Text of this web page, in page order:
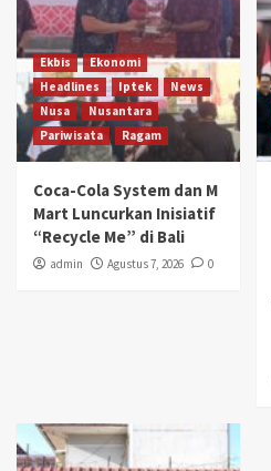
Ekbis
Ekonomi
Headlines
Iptek
News
Nusa
Nusantara
Pariwisata
Ragam
Coca-Cola System dan M
Mart Luncurkan Inisiatif
“Recycle Me” di Bali
admin Agustus 7, 2026 0